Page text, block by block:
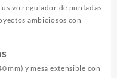
regulador de puntadas
ambiciosos con
mm) y mesa extensible con